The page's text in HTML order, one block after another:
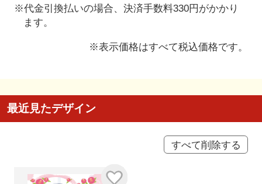
※代金引換払いの場合、決済手数料330円がかかり
ます。
※表示価格はすべて税込価格です。
最近見たデザイン
すべて削除する